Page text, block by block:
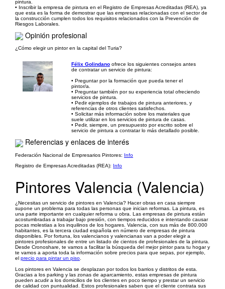
pintura.
• Inscribir la empresa de pintura en el Registro de Empresas Acreditadas (REA), ya
que esta es la forma de demostrar que las empresas relacionadas con el sector de
la construcción cumplen todos los requisitos relacionados con la Prevención de
Riesgos Laborales.
Opinión profesional
¿Cómo elegir un pintor en la capital del Turia?
Félix Golindano ofrece los siguientes consejos antes
de contratar un servicio de pintura:
• Preguntar por la formación que pueda tener el
pintor/a.
• Preguntar también por su experiencia total ofreciendo
servicios de pintura.
• Pedir ejemplos de trabajos de pintura anteriores, y
referencias de otros clientes satisfechos.
• Solicitar más información sobre los materiales que
suele utilizar en los servicios de pintura de casas.
• Pedir, siempre, un presupuesto por escrito sobre el
servicio de pintura a contratar lo más detallado posible.
Referencias y enlaces de interés
Federación Nacional de Empresarios Pintores: Info
Registro de Empresas Acreditadas (REA): Info
Pintores Valencia (Valencia)
¿Necesitas un servicio de pintores en Valencia? Hacer obras en casa siempre
supone un problema para todas las personas que inician reformas. La pintura, es
una parte importante en cualquier reforma u obra. Las empresas de pintura están
acostumbradas a trabajar bajo presión, con tiempos reducidos e intentando causar
pocas molestias a los inquilinos de los hogares. Valencia, con sus más de 800.000
habitantes, es la tercera ciudad española en número de empresas de pintura
disponibles. Por fortuna, los valencianos y valencianas van a poder elegir a
pintores profesionales de entre un listado de cientos de profesionales de la pintura.
Desde Cronoshare, te vamos a facilitar la búsqueda del mejor pintor para tu hogar y
te vamos a aporta toda la información sobre precios para que sepas, por ejemplo,
el precio para pintar un piso
Los pintores en Valencia se desplazan por todos los barrios y distritos de esta.
Gracias a los parking y las zonas de aparcamiento, estas empresas de pintura
pueden acudir a los domicilios de los clientes en poco tiempo y prestar un servicio
de calidad con puntualidad. Estos profesionales saben que el cliente contrata sus